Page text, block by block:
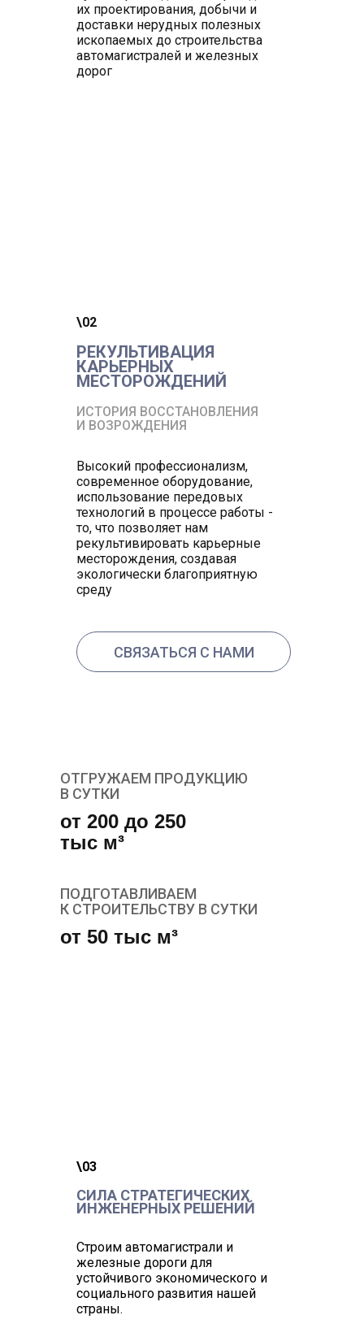
Строим автомагистрали и
железные дороги для
устойчивого экономического и
социального развития нашей
страны.
СИЛА СТРАТЕГИЧЕСКИХ
ИНЖЕНЕРНЫХ РЕШЕНИЙ
\03
от 200 до 250
тыс м³
ОТГРУЖАЕМ ПРОДУКЦИЮ
В СУТКИ
от 50 тыс м³
ПОДГОТАВЛИВАЕМ
К СТРОИТЕЛЬСТВУ В СУТКИ
СВЯЗАТЬСЯ С НАМИ
Высокий профессионализм,
современное оборудование,
использование передовых
технологий в процессе работы -
то, что позволяет нам
рекультивировать карьерные
месторождения, создавая
экологически благоприятную
среду
ИСТОРИЯ ВОССТАНОВЛЕНИЯ
И ВОЗРОЖДЕНИЯ
РЕКУЛЬТИВАЦИЯ
КАРЬЕРНЫХ
МЕСТОРОЖДЕНИЙ
\02
их проектирования, добычи и
доставки нерудных полезных
ископаемых до строительства
автомагистралей и железных
дорог